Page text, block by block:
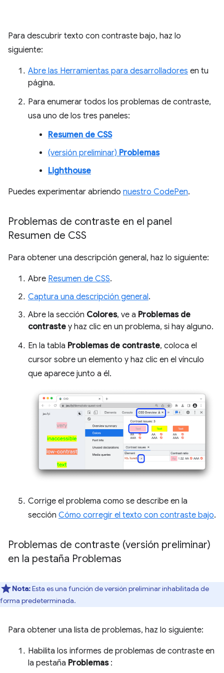
Para descubrir texto con contraste bajo, haz lo
siguiente:
Abre las Herramientas para desarrolladores en tu
página.
Para enumerar todos los problemas de contraste,
usa uno de los tres paneles:
Resumen de CSS
(versión preliminar) Problemas
Lighthouse
Puedes experimentar abriendo nuestro CodePen.
Problemas de contraste en el panel
Resumen de CSS
Para obtener una descripción general, haz lo siguiente:
Abre Resumen de CSS.
Captura una descripción general.
Abre la sección Colores, ve a Problemas de
contraste y haz clic en un problema, si hay alguno.
En la tabla Problemas de contraste, coloca el
cursor sobre un elemento y haz clic en el vínculo
que aparece junto a él.
Corrige el problema como se describe en la
sección Cómo corregir el texto con contraste bajo.
Problemas de contraste (versión preliminar)
en la pestaña Problemas
Nota:Esta es una función de versión preliminar inhabilitada de
forma predeterminada.
Para obtener una lista de problemas, haz lo siguiente:
Habilita los informes de problemas de contraste en
la pestaña Problemas: